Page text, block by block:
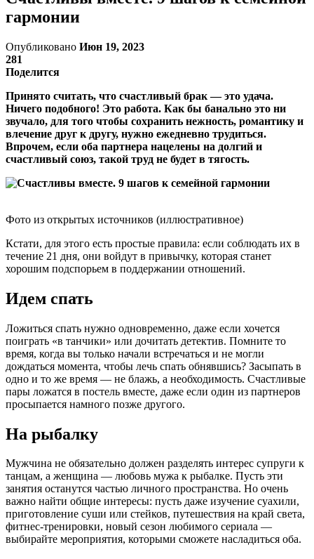
гармонии
Опубликовано Июн 19, 2023
281
Поделится
Принято считать, что счастливый брак — это удача.
Ничего подобного! Это работа. Как бы банально это ни
звучало, для того чтобы сохранить нежность, романтику и
влечение друг к другу, нужно ежедневно трудиться.
Впрочем, если оба партнера нацелены на долгий и
счастливый союз, такой труд не будет в тягость.
Фото из открытых источников (иллюстративное)
Кстати, для этого есть простые правила: если соблюдать их в
течение 21 дня, они войдут в привычку, которая станет
хорошим подспорьем в поддержании отношений.
Идем спать
Ложиться спать нужно одновременно, даже если хочется
поиграть «в танчики» или дочитать детектив. Помните то
время, когда вы только начали встречаться и не могли
дождаться момента, чтобы лечь спать обнявшись? Засыпать в
одно и то же время — не блажь, а необходимость. Счастливые
пары ложатся в постель вместе, даже если один из партнеров
просыпается намного позже другого.
На рыбалку
Мужчина не обязательно должен разделять интерес супруги к
танцам, а женщина — любовь мужа к рыбалке. Пусть эти
занятия останутся частью личного пространства. Но очень
важно найти общие интересы: пусть даже изучение суахили,
приготовление суши или стейков, путешествия на край света,
фитнес-тренировки, новый сезон любимого сериала —
выбирайте мероприятия, которыми сможете насладиться оба.